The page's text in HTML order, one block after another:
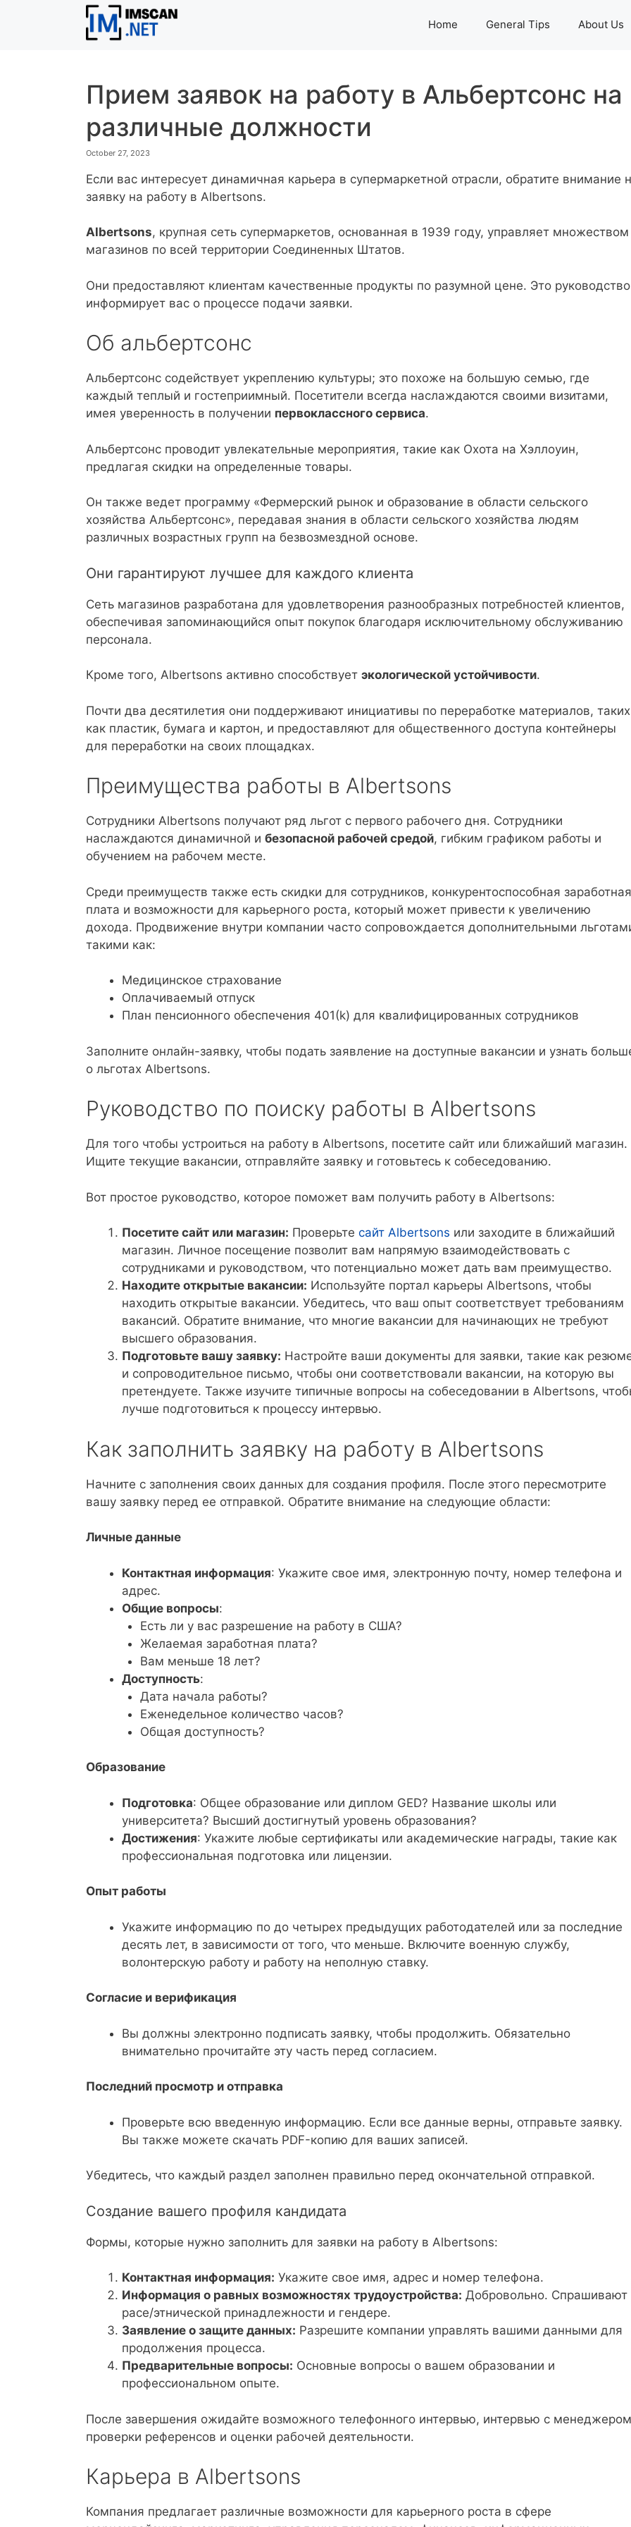
Home General Tips About Us
Прием заявок на работу в Альбертсонс на
различные должности
October 27, 2023
Если вас интересует динамичная карьера в супермаркетной отрасли, обратите внимание
заявку на работу в Albertsons.
Albertsons, крупная сеть супермаркетов, основанная в 1939 году, управляет множеством
магазинов по всей территории Соединенных Штатов.
Они предоставляют клиентам качественные продукты по разумной цене. Это руководство
информирует вас о процессе подачи заявки.
Об альбертсонс
Альбертсонс содействует укреплению культуры; это похоже на большую семью, где
каждый теплый и гостеприимный. Посетители всегда наслаждаются своими визитами,
имея уверенность в получении первоклассного сервиса.
Альбертсонс проводит увлекательные мероприятия, такие как Охота на Хэллоуин,
предлагая скидки на определенные товары.
Он также ведет программу «Фермерский рынок и образование в области сельского
хозяйства Альбертсонс», передавая знания в области сельского хозяйства людям
различных возрастных групп на безвозмездной основе.
Они гарантируют лучшее для каждого клиента
Сеть магазинов разработана для удовлетворения разнообразных потребностей клиентов,
обеспечивая запоминающийся опыт покупок благодаря исключительному обслуживанию
персонала.
Кроме того, Albertsons активно способствует экологической устойчивости.
Почти два десятилетия они поддерживают инициативы по переработке материалов, таких
как пластик, бумага и картон, и предоставляют для общественного доступа контейнеры
для переработки на своих площадках.
Преимущества работы в Albertsons
Сотрудники Albertsons получают ряд льгот с первого рабочего дня. Сотрудники
наслаждаются динамичной и безопасной рабочей средой, гибким графиком работы и
обучением на рабочем месте.
Среди преимуществ также есть скидки для сотрудников, конкурентоспособная заработная
плата и возможности для карьерного роста, который может привести к увеличению
дохода. Продвижение внутри компании часто сопровождается дополнительными
такими как:
Медицинское страхование
Оплачиваемый отпуск
План пенсионного обеспечения 401(k) для квалифицированных сотрудников
Заполните онлайн-заявку, чтобы подать заявление на доступные вакансии и узнать
о льготах Albertsons.
Руководство по поиску работы в Albertsons
Для того чтобы устроиться на работу в Albertsons, посетите сайт или ближайший магазин.
Ищите текущие вакансии, отправляйте заявку и готовьтесь к собеседованию.
Вот простое руководство, которое поможет вам получить работу в Albertsons:
Посетите сайт или магазин: Проверьте сайт Albertsons или заходите в ближайший
магазин. Личное посещение позволит вам напрямую взаимодействовать с
сотрудниками и руководством, что потенциально может дать вам преимущество.
Находите открытые вакансии: Используйте портал карьеры Albertsons, чтобы
находить открытые вакансии. Убедитесь, что ваш опыт соответствует требованиям
вакансий. Обратите внимание, что многие вакансии для начинающих не требуют
высшего образования.
Подготовьте вашу заявку: Настройте ваши документы для заявки, такие как
и сопроводительное письмо, чтобы они соответствовали вакансии, на которую вы
претендуете. Также изучите типичные вопросы на собеседовании в Albertsons,
лучше подготовиться к процессу интервью.
Как заполнить заявку на работу в Albertsons
Начните с заполнения своих данных для создания профиля. После этого пересмотрите
вашу заявку перед ее отправкой. Обратите внимание на следующие области:
Личные данные
Контактная информация: Укажите свое имя, электронную почту, номер телефона и
адрес.
Общие вопросы:
Есть ли у вас разрешение на работу в США?
Желаемая заработная плата?
Вам меньше 18 лет?
Доступность:
Дата начала работы?
Еженедельное количество часов?
Общая доступность?
Образование
Подготовка: Общее образование или диплом GED? Название школы или
университета? Высший достигнутый уровень образования?
Достижения: Укажите любые сертификаты или академические награды, такие как
профессиональная подготовка или лицензии.
Опыт работы
Укажите информацию по до четырех предыдущих работодателей или за последние
десять лет, в зависимости от того, что меньше. Включите военную службу,
волонтерскую работу и работу на неполную ставку.
Согласие и верификация
Вы должны электронно подписать заявку, чтобы продолжить. Обязательно
внимательно прочитайте эту часть перед согласием.
Последний просмотр и отправка
Проверьте всю введенную информацию. Если все данные верны, отправьте заявку.
Вы также можете скачать PDF-копию для ваших записей.
Убедитесь, что каждый раздел заполнен правильно перед окончательной отправкой.
Создание вашего профиля кандидата
Формы, которые нужно заполнить для заявки на работу в Albertsons:
Контактная информация: Укажите свое имя, адрес и номер телефона.
Информация о равных возможностях трудоустройства: Добровольно. Спрашивают
расе/этнической принадлежности и гендере.
Заявление о защите данных: Разрешите компании управлять вашими данными для
продолжения процесса.
Предварительные вопросы: Основные вопросы о вашем образовании и
профессиональном опыте.
После завершения ожидайте возможного телефонного интервью, интервью с
проверки референсов и оценки рабочей деятельности.
Карьера в Albertsons
Компания предлагает различные возможности для карьерного роста в сфере